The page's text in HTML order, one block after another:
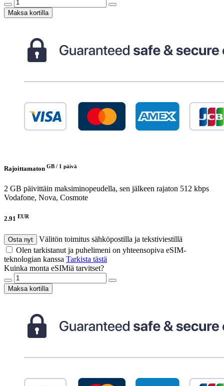
Maksa kortilla
Rajoittamaton GB / 1 päivä
2 GB päivittäin maksiminopeudella, sen jälkeen rajaton 512 kbps
Vodafone, Nova, Cosmote
2.91 EUR
Osta nyt
Välitön toimitus sähköpostilla ja tekstiviestillä
Olen tarkistanut ja puhelimeni on yhteensopiva eSIM-
teknologian kanssa Tarkista tästä
Kuinka monta eSIMiä tarvitset?
Maksa kortilla